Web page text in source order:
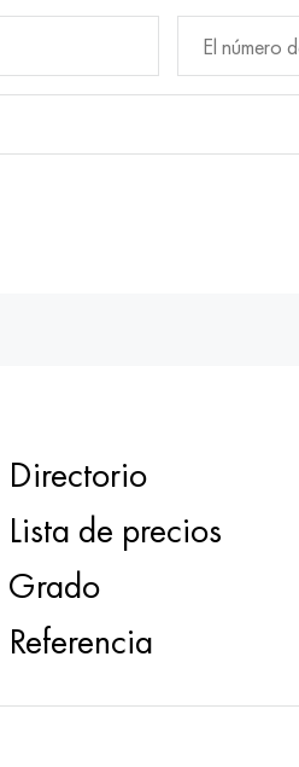
Directorio
Lista de precios
Grado
Referencia